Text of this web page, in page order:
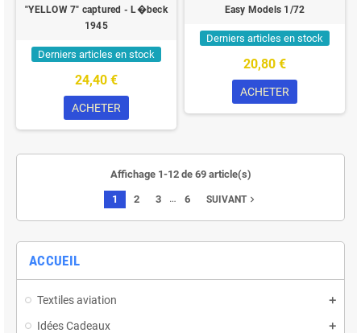
ACCUEIL
Textiles aviation
Idées Cadeaux
"YELLOW 7" captured - L�beck
1945
Derniers articles en stock
24,40 €
ACHETER
Easy Models 1/72
Derniers articles en stock
20,80 €
ACHETER
Affichage 1-12 de 69 article(s)
1 2 3 … 6 SUIVANTnavigate_next